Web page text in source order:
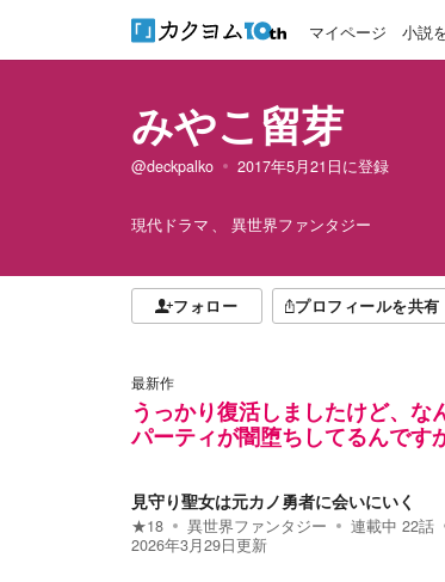
マイページ 小説
みやこ留芽
@deckpalko 2017年5月21日に登録
現代ドラマ 異世界ファンタジー
フォロー プロフィールを共有
最新作
うっかり復活しましたけど、な
パーティが闇堕ちしてるんです
見守り聖女は元カノ勇者に会いにいく
★18 異世界ファンタジー 連載中 22話
2026年3月29日更新